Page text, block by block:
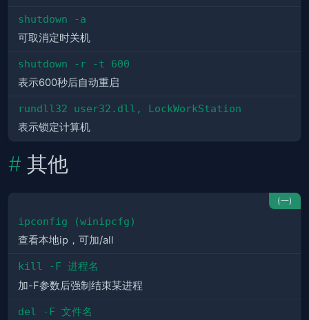
shutdown -a
可取消定时关机
shutdown -r -t 600
表示600秒后自动重启
rundll32 user32.dll, LockWorkStation
表示锁定计算机
其他
(一)
ipconfig (winipcfg)
查看本地ip，可加/all
kill -F 进程名
加-F参数后强制结束某进程
del -F 文件名